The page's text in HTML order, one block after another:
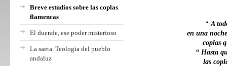
Breve estudios sobre las coplas
flamencas
El duende, ese poder misterioso
La saeta. Teologia del pueblo
andaluz
“A
en una
coplas
“ Hasta
las